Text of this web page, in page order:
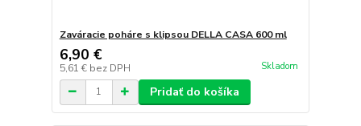
Zaváracie poháre s klipsou DELLA CASA 600 ml
6,90 €
5,61 € bez DPH Skladom
Pridať do košíka